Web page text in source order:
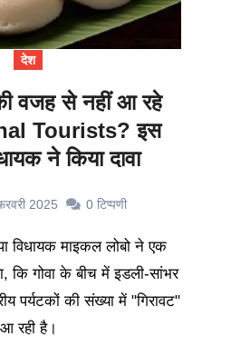
देश
वजह से नहीं आ रहे
Tourists? इस
ने किया दावा
2025 0 टिप्पणी
कि गोवा के बीच में इडली-सांभर
पर्यटकों की संख्या में "गिरावट"
आ रही है।